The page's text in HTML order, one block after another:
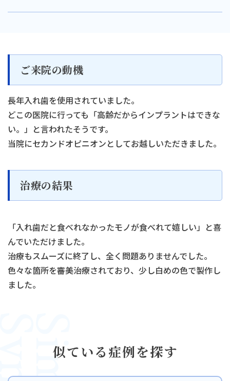
ご来院の動機
長年入れ歯を使用されていました。
どこの医院に行っても「高齢だからインプラントはできな
い。」と言われたそうです。
当院にセカンドオピニオンとしてお越しいただきました。
治療の結果
「入れ歯だと食べれなかったモノが食べれて嬉しい」と喜
んでいただけました。
治療もスムーズに終了し、全く問題ありませんでした。
色々な箇所を審美治療されており、少し白めの色で製作し
ました。
似ている症例を探す